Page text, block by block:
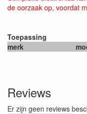
de oorzaak op, voordat
Toepassing
merk
Reviews
Er zijn geen reviews